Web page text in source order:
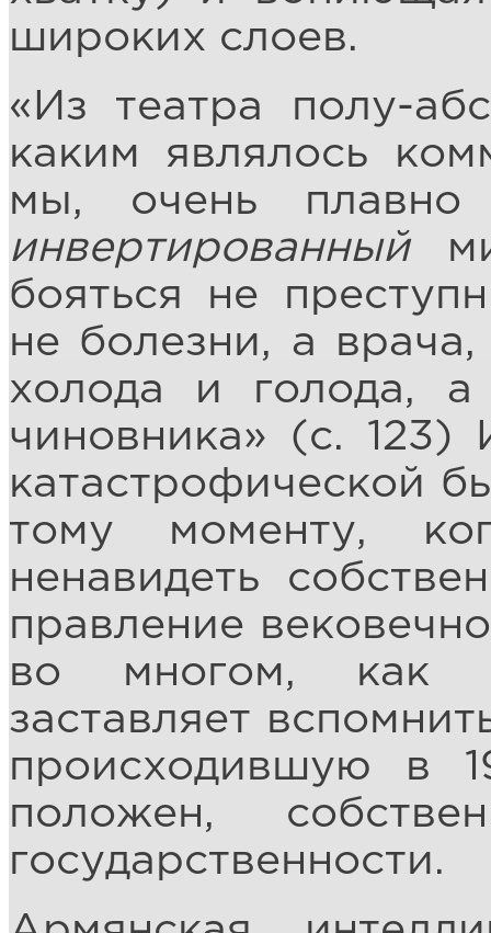
широких слоев.
«Из театра полу-
каким являлось
мы, очень
инвертированный
бояться не
не болезни, а
холода и голода, а
чиновника» (с.
катастрофической
тому моменту,
ненавидеть
правление
во многом, как
заставляет
происходившую в
положен,
государственности.